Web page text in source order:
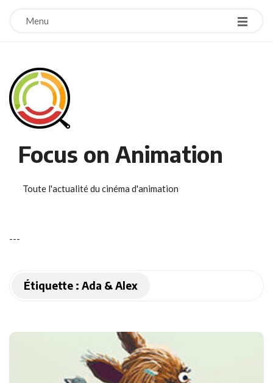
Menu
Focus on Animation
Toute l'actualité du cinéma d'animation
---
Étiquette : Ada & Alex